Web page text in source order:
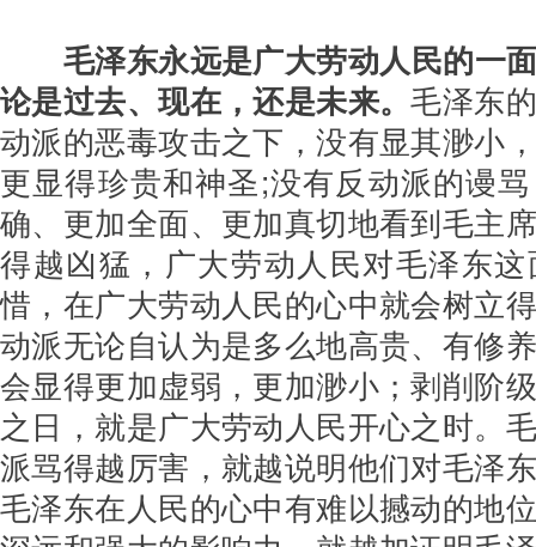
毛泽东永远是广大劳动人民的
论是过去、现在，还是未来。毛泽东
动派的恶毒攻击之下，没有显其渺小
更显得珍贵和神圣;没有反动派的谩
确、更加全面、更加真切地看到毛主
得越凶猛，广大劳动人民对毛泽东
惜，在广大劳动人民的心中就会树立
动派无论自认为是多么地高贵、有修
会显得更加虚弱，更加渺小；剥削阶
之日，就是广大劳动人民开心之时。
派骂得越厉害，就越说明他们对毛泽
毛泽东在人民的心中有难以撼动的地